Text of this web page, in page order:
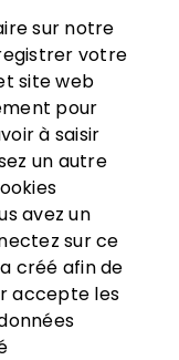
sur notre
votre
site web
pour
à saisir
un autre
avez un
sur ce
créé afin de
accepte les